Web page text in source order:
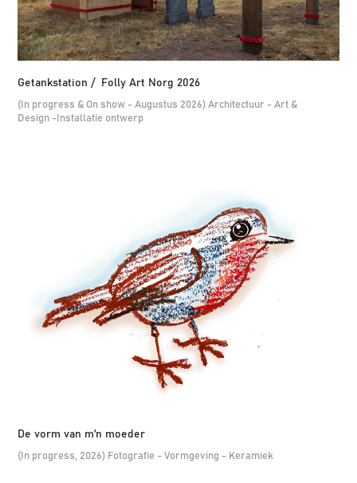
Getankstation /  Folly Art Norg 2026
(In progress & On show - Augustus 2026) Architectuur - Art &
Design -Installatie ontwerp
De vorm van m'n moeder
(In progress, 2026) Fotografie - Vormgeving - Keramiek